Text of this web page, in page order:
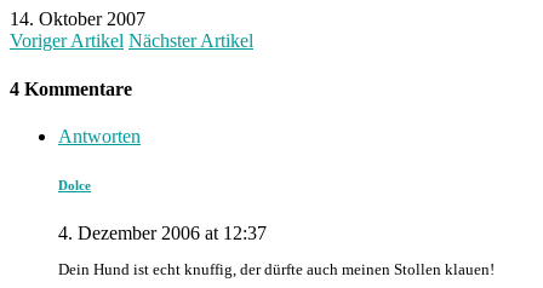
14. Oktober 2007
Voriger Artikel Nächster Artikel
4 Kommentare
Antworten
Dolce
4. Dezember 2006 at 12:37
Dein Hund ist echt knuffig, der dürfte auch meinen Stollen klauen!